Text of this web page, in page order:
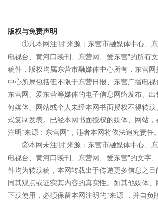
版权与免责声明
①凡本网注明“来源：东营市融媒体中心、
电视台、黄河口晚刊、东营网、爱东营”的所有
稿件，版权均属东营市融媒体中心所有，东营
中心所属包括但不限于东营日报、东营广播电视
东营网、爱东营等媒体的电子信息网络发布、
何媒体、网站或个人未经本网书面授权不得转
式复制发表。已经本网书面授权的媒体、网站
注明“来源：东营网”，违者本网将依法追究责任。
②本网未注明“来源：东营市融媒体中心、
电视台、黄河口晚刊、东营网、爱东营”的文字
件均为转载稿，本网转载出于传递更多信息之
同其观点或证实其内容的真实性。如其他媒体
下载使用，必须保留本网注明的“来源”，并自负